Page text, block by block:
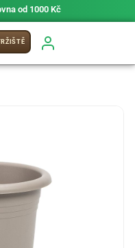
od 1000 Kč